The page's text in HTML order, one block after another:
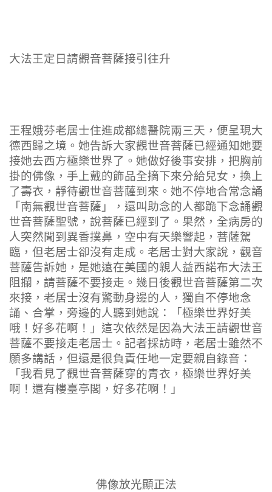
大法王定日請觀音菩薩接引往升
王程娥芬老居士住進成都總醫院兩三天，便呈現大
德西歸之境。她告訴大家觀世音菩薩已經通知她要
接她去西方極樂世界了。她做好後事安排，把胸前
掛的佛像，手上戴的飾品全摘下來分給兒女，換上
了壽衣，靜待觀世音菩薩到來。她不停地合常念誦
「南無觀世音菩薩」，還叫助念的人都跪下念誦觀
世音菩薩聖號，說菩薩已經到了。果然，全病房的
人突然聞到異香撲鼻，空中有天樂響起，菩薩駕
臨，但老居士卻沒有走成。老居士對大家說，觀音
菩薩告訴她，是她遠在美國的親人益西諾布大法王
阻攔，請菩薩不要接走。幾日後觀世音菩薩第二次
來接，老居士沒有驚動身邊的人，獨自不停地念
誦、合掌，旁邊的人聽到她說：「極樂世界好美
哦！好多花啊！」這次依然是因為大法王請觀世音
菩薩不要接走老居士。記者採訪時，老居士雖然不
願多講話，但還是很負責任地一定要親自錄音：
「我看見了觀世音菩薩穿的青衣，極樂世界好美
啊！還有樓臺亭閣，好多花啊！」
佛像放光顯正法